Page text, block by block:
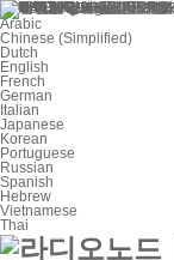
Select Language
Arabic
Chinese (Simplified)
Dutch
English
French
German
Italian
Japanese
Korean
Portuguese
Russian
Spanish
Hebrew
Vietnamese
Thai